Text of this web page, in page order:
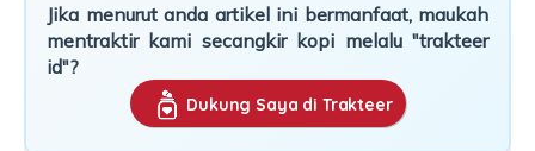
Jika menurut anda artikel ini bermanfaat, maukah
mentraktir kami secangkir kopi melalu "trakteer
id"?
Dukung Saya di Trakteer